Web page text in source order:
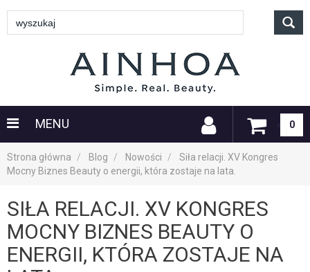
MENU 0
Strona główna Blog Nowości
Siła relacji. XV Kongres
Mocny Biznes Beauty o energii, która zostaje na lata.
SIŁA RELACJI. XV KONGRES
MOCNY BIZNES BEAUTY O
ENERGII, KTÓRA ZOSTAJE NA